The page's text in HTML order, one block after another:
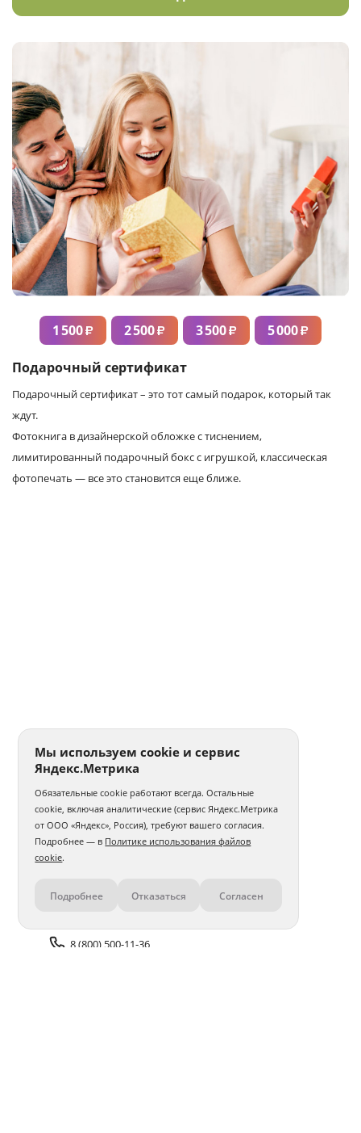
1 500₽ 2 500₽ 3 500₽ 5 000₽
Подарочный сертификат
Подарочный сертификат – это тот самый подарок, который так
ждут.
Фотокнига в дизайнерской обложке с тиснением,
лимитированный подарочный бокс с игрушкой, классическая
фотопечать — все это становится еще ближе.
Контакты
8 (800) 500-11-36
Мы используем cookie и сервис
Яндекс.Метрика
Обязательные cookie работают всегда. Остальные
cookie, включая аналитические (сервис Яндекс.Метрика
от ООО «Яндекс», Россия), требуют вашего согласия.
Подробнее — в Политике использования файлов
cookie.
Подробнее Отказаться Согласен